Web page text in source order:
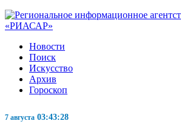
«РИАСАР»
Новости
Поиск
Искусство
Архив
Гороскоп
7 августа 03:43:29